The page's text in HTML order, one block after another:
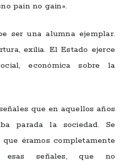
pain no gain».
ser una alumna ejemplar.
exilia. El Estado ejerce
económica sobre la
que en aquellos años
parada la sociedad. Se
que éramos completamente
señales, que no